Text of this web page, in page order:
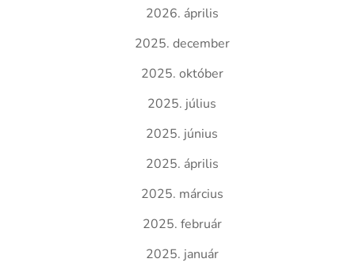
2026. április
2025. december
2025. október
2025. július
2025. június
2025. április
2025. március
2025. február
2025. január